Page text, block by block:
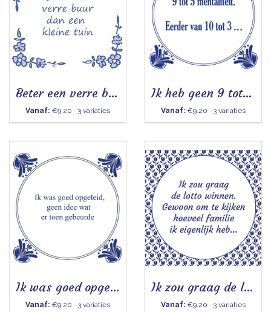
Beter een verre buur
Vanaf: €9.20 · 3 variaties
Ik heb geen 9 tot 5 mentaliteit
Vanaf: €9.20 · 3 variaties
Ik was goed opgeleid
Vanaf: €9.20 · 3 variaties
Ik zou graag de lotto winnen - Tegeltje
Vanaf: €9.20 · 3 variaties